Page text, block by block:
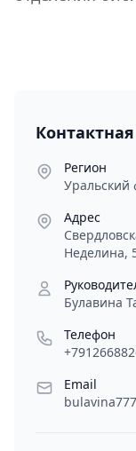
Регион
Уральский
Адрес
Неделина,
Булавина
Телефон
Email